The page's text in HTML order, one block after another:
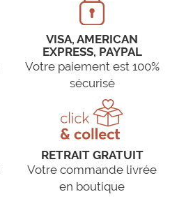
VISA, AMERICAN
EXPRESS, PAYPAL
Votre paiement est 100%
sécurisé
RETRAIT GRATUIT
Votre commande livrée
en boutique